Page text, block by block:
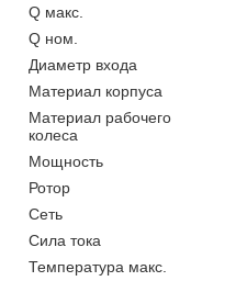
Q макс.
Q ном.
Диаметр входа
Материал корпуса
Материал рабочего
колеса
Мощность
Ротор
Сеть
Сила тока
Температура макс.